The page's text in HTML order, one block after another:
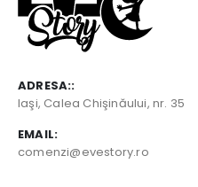
ADRESA::
Iaşi, Calea Chişinăului, nr. 35
EMAIL:
comenzi@evestory.ro